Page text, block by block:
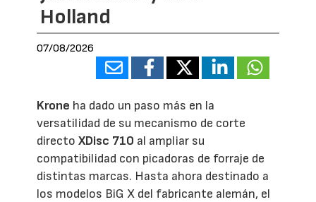
Holland
07/08/2026
Krone ha dado un paso más en la
versatilidad de su mecanismo de corte
directoXDisc 710 al ampliar su
compatibilidad con picadoras de forraje de
distintas marcas. Hasta ahora destinado a
los modelos BiG X del fabricante alemán, el